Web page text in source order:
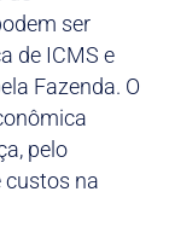
ser
de ICMS e
Fazenda. O
pelo
custos na